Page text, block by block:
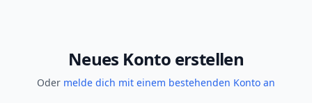
Neues Konto erstellen
Oder melde dich mit einem bestehenden Konto an